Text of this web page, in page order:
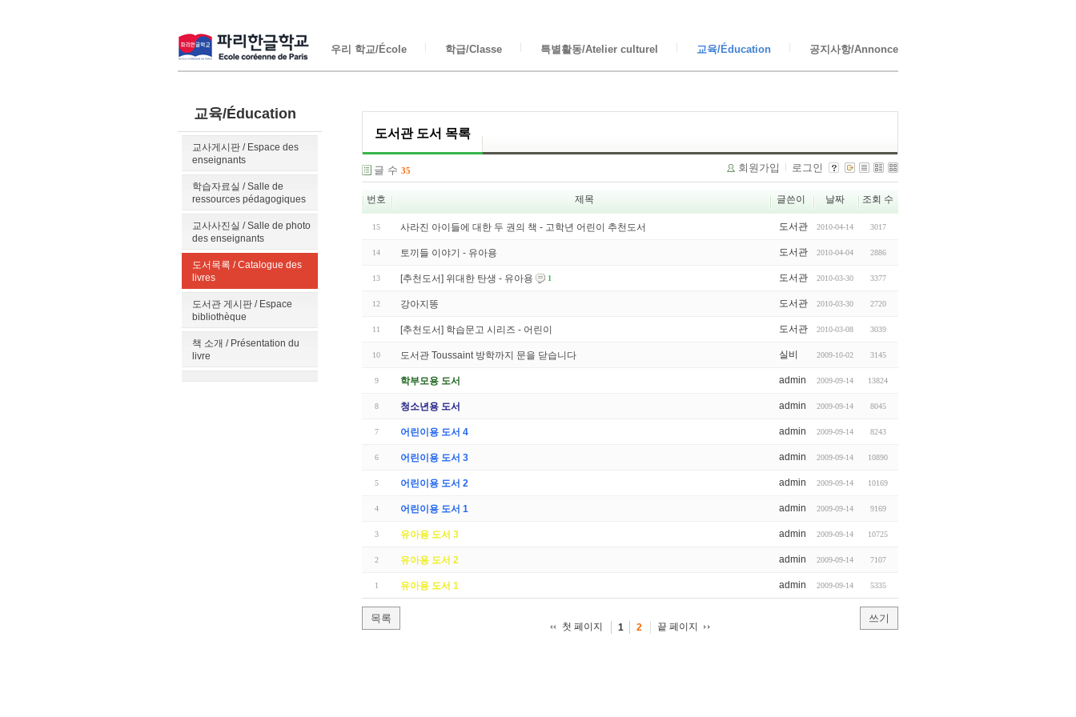
우리 학교/École 학급/Classe 특별활동/Atelier culturel 교육/Éducation 공지사항/Annonce
교육/Éducation
교사게시판 / Espace des
enseignants
학습자료실 / Salle de
ressources pédagogiques
교사사진실 / Salle de photo
des enseignants
도서목록 / Catalogue des
livres
도서관 게시판 / Espace
bibliothèque
책 소개 / Présentation du
livre
도서관 도서 목록
글 수 35 회원가입 로그인
번호 제목 글쓴이 날짜 조회 수
15 사라진 아이들에 대한 두 권의 책 - 고학년 어린이 추천도서 도서관 2010-04-14 3017
14 토끼들 이야기 - 유아용 도서관 2010-04-04 2886
13 [추천도서] 위대한 탄생 - 유아용 1 도서관 2010-03-30 3377
12 강아지똥 도서관 2010-03-30 2720
11 [추천도서] 학습문고 시리즈 - 어린이 도서관 2010-03-08 3039
10 도서관 Toussaint 방학까지 문을 닫습니다 실비 2009-10-02 3145
9 학부모용 도서 admin 2009-09-14 13824
8 청소년용 도서 admin 2009-09-14 8045
7 어린이용 도서 4 admin 2009-09-14 8243
6 어린이용 도서 3 admin 2009-09-14 10890
5 어린이용 도서 2 admin 2009-09-14 10169
4 어린이용 도서 1 admin 2009-09-14 9169
3 유아용 도서 3 admin 2009-09-14 10725
2 유아용 도서 2 admin 2009-09-14 7107
1 유아용 도서 1 admin 2009-09-14 5335
목록 쓰기
첫 페이지 1 2 끝 페이지